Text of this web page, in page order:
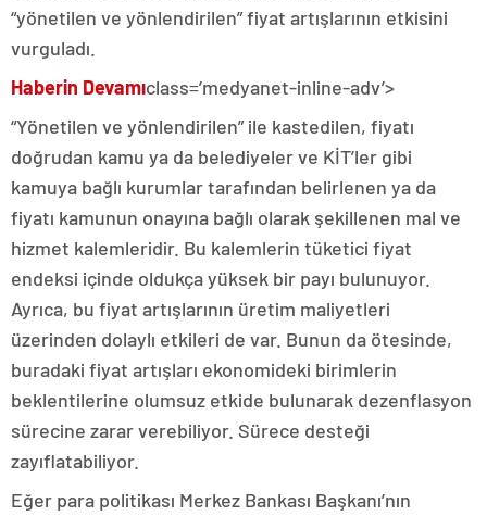
“yönetilen ve yönlendirilen” fiyat artışlarının etkisini
vurguladı.
Haberin Devamıclass=’medyanet-inline-adv’>
“Yönetilen ve yönlendirilen” ile kastedilen, fiyatı
doğrudan kamu ya da belediyeler ve KİT’ler gibi
kamuya bağlı kurumlar tarafından belirlenen ya da
fiyatı kamunun onayına bağlı olarak şekillenen mal ve
hizmet kalemleridir. Bu kalemlerin tüketici fiyat
endeksi içinde oldukça yüksek bir payı bulunuyor.
Ayrıca, bu fiyat artışlarının üretim maliyetleri
üzerinden dolaylı etkileri de var. Bunun da ötesinde,
buradaki fiyat artışları ekonomideki birimlerin
beklentilerine olumsuz etkide bulunarak dezenflasyon
sürecine zarar verebiliyor. Sürece desteği
zayıflatabiliyor.
Eğer para politikası Merkez Bankası Başkanı’nın